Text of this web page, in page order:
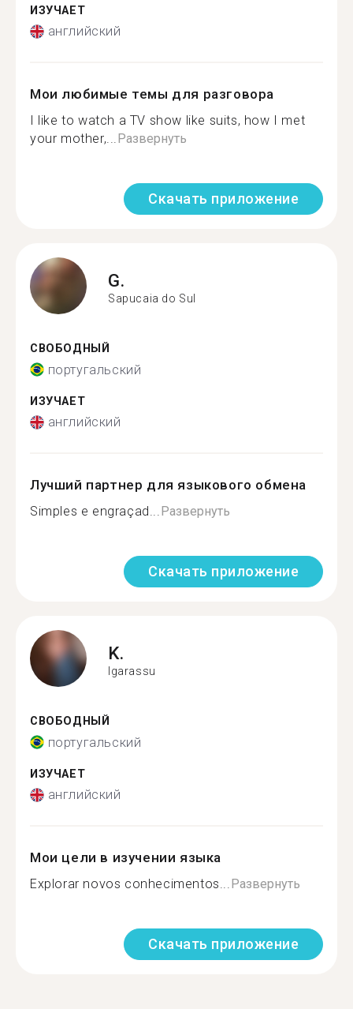
ИЗУЧАЕТ
английский
Мои любимые темы для разговора
I like to watch a TV show like suits, how I met
your mother,...Развернуть
Скачать приложение
G.
Sapucaia do Sul
СВОБОДНЫЙ
португальский
ИЗУЧАЕТ
английский
Лучший партнер для языкового обмена
Simples e engraçad...Развернуть
Скачать приложение
K.
Igarassu
СВОБОДНЫЙ
португальский
ИЗУЧАЕТ
английский
Мои цели в изучении языка
Explorar novos conhecimentos...Развернуть
Скачать приложение